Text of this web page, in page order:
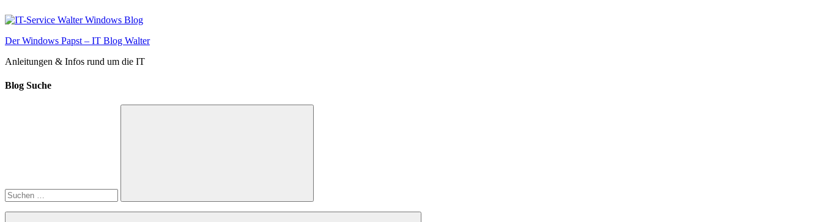
Inhalt
Der Windows Papst – IT Blog Walter
Anleitungen & Infos rund um die IT
Blog Suche
Suchen